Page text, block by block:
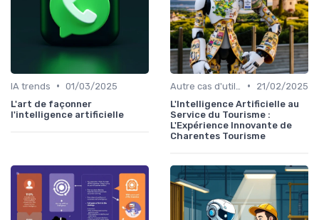
IA trends • 01/03/2025
L'art de façonner
l'intelligence artificielle
•
21/02/2025
L'Intelligence Artificielle au
Service du Tourisme :
L'Expérience Innovante de
Charentes Tourisme